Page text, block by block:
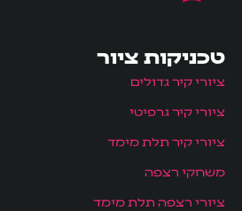
טכניקות ציור
ציורי קיר גדולים
ציורי קיר גרפיטי
ציורי קיר תלת מימד
משחקי רצפה
ציורי רצפה תלת מימד